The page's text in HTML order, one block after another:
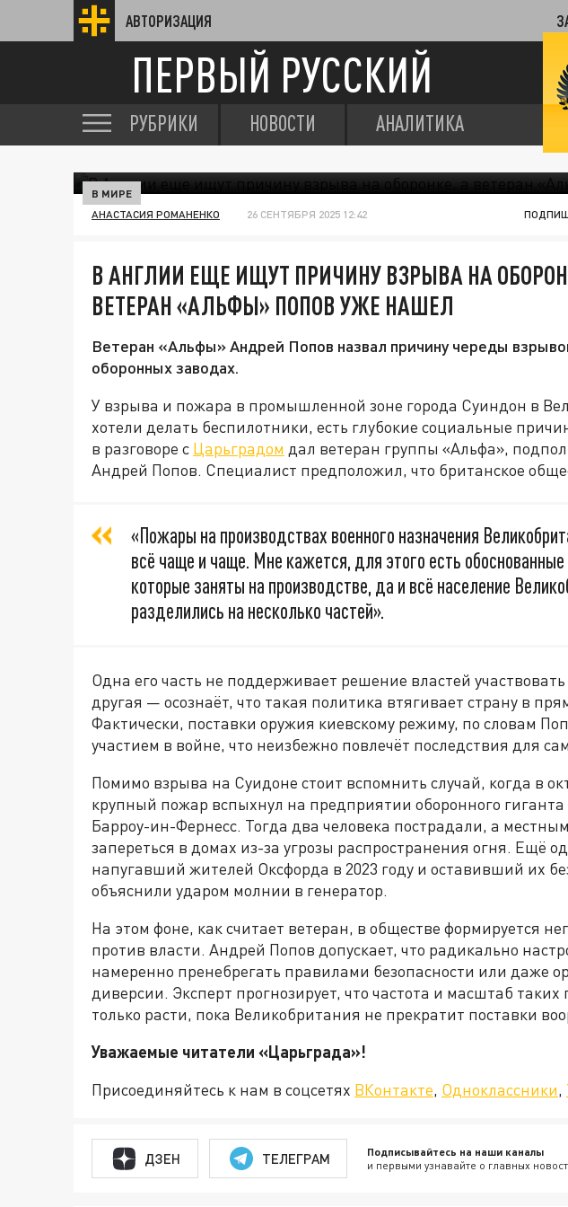
АВТОРИЗАЦИЯ
ПЕРВЫЙ РУССКИЙ
РУБРИКИ НОВОСТИ АНАЛИТИКА
В МИРЕ
АНАСТАСИЯ РОМАНЕНКО 26 СЕНТЯБРЯ 2025 12:42
В АНГЛИИ ЕЩЕ ИЩУТ ПРИЧИНУ ВЗРЫВА НА
ВЕТЕРАН «АЛЬФЫ» ПОПОВ УЖЕ НАШЕЛ
Ветеран «Альфы» Андрей Попов назвал причину череды
оборонных заводах.
У взрыва и пожара в промышленной зоне города Суиндон в
хотели делать беспилотники, есть глубокие социальные
в разговоре с Царьградом дал ветеран группы «Альфа»,
Андрей Попов. Специалист предположил, что британское
«Пожары на производствах военного назначения
всё чаще и чаще. Мне кажется, для этого есть
которые заняты на производстве, да и всё население
разделились на несколько частей».
Одна его часть не поддерживает решение властей
другая — осознаёт, что такая политика втягивает страну в
Фактически, поставки оружия киевскому режиму, по словам
участием в войне, что неизбежно повлечёт последствия для
Помимо взрыва на Суидоне стоит вспомнить случай, когда в
крупный пожар вспыхнул на предприятии оборонного гиганта
Барроу-ин-Фернесс. Тогда два человека пострадали, а
запереться в домах из-за угрозы распространения огня. Ещё
напугавший жителей Оксфорда в 2023 году и оставивший их
объяснили ударом молнии в генератор.
На этом фоне, как считает ветеран, в обществе формируется
против власти. Андрей Попов допускает, что радикально
намеренно пренебрегать правилами безопасности или даже
диверсии. Эксперт прогнозирует, что частота и масштаб
только расти, пока Великобритания не прекратит поставки
Уважаемые читатели «Царьграда»!
Присоединяйтесь к нам в соцсетях ВКонтакте, Одноклассники,
ДЗЕН ТЕЛЕГРАМ Подписывайтесь на наши каналы
и первыми узнавайте о главных